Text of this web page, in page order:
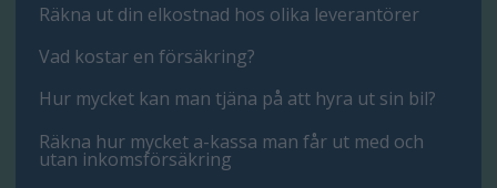
Räkna ut din elkostnad hos olika leverantörer
Vad kostar en försäkring?
Hur mycket kan man tjäna på att hyra ut sin bil?
Räkna hur mycket a-kassa man får ut med och
utan inkomsförsäkring